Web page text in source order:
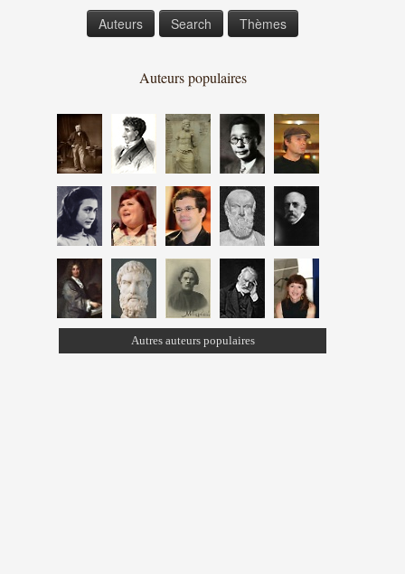
Auteurs Search Thèmes
Auteurs populaires
Autres auteurs populaires